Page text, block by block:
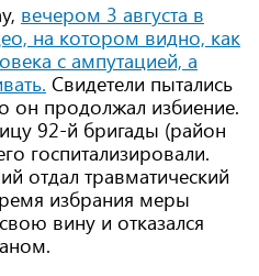
вечером 3 августа в
на котором видно, как
с ампутацией, а
Свидетели пытались
он продолжал избиение.
92-й бригады (район
госпитализировали.
отдал травматический
избрания меры
вину и отказался